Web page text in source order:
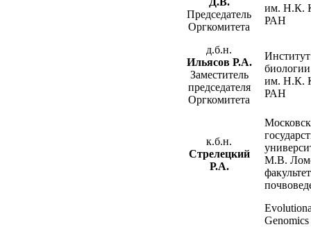
Председатель
Оргкомитета
им. Н.К.
РАН
д.б.н.
Ильясов Р.А.
Заместитель
председателя
Оргкомитета
Институт
им. Н.К.
РАН
к.б.н.
Стрелецкий
Р.А.
М.В.
факультет